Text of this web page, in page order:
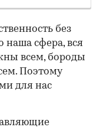
без
сфера, вся
всем, бороды
Поэтому
для нас